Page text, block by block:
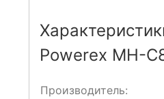
Powerex MH-
Производитель: